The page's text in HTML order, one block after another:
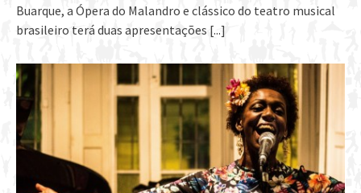
Buarque, a Ópera do Malandro e clássico do teatro musical
brasileiro terá duas apresentações [...]